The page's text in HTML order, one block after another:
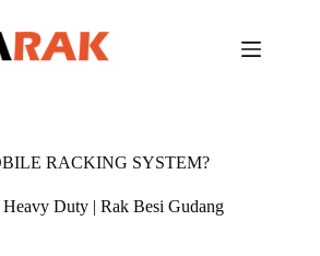
RACKING SYSTEM?
Duty | Rak Besi Gudang